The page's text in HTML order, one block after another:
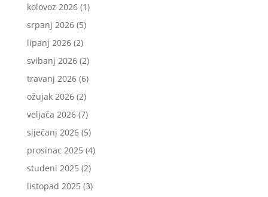
kolovoz 2026(1)
srpanj 2026(5)
lipanj 2026(2)
svibanj 2026(2)
travanj 2026(6)
ožujak 2026(2)
veljača 2026(7)
siječanj 2026(5)
prosinac 2025(4)
studeni 2025(2)
listopad 2025(3)